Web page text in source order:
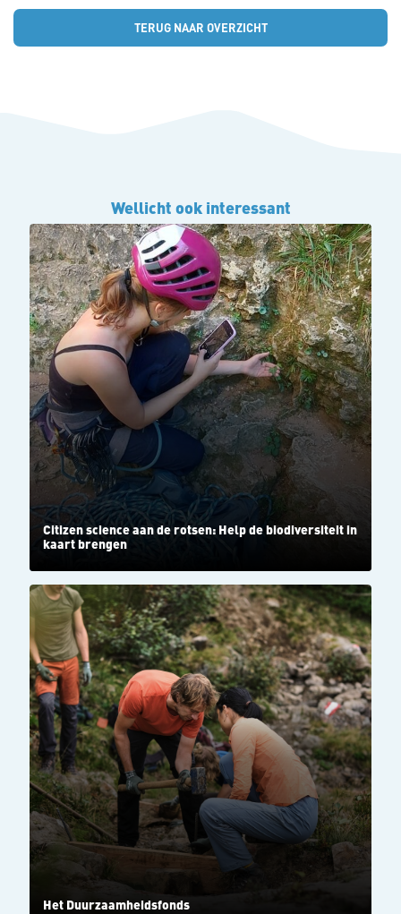
TERUG NAAR OVERZICHT
Wellicht ook interessant
Citizen science aan de rotsen: Help de biodiversiteit in
kaart brengen
Het Duurzaamheidsfonds